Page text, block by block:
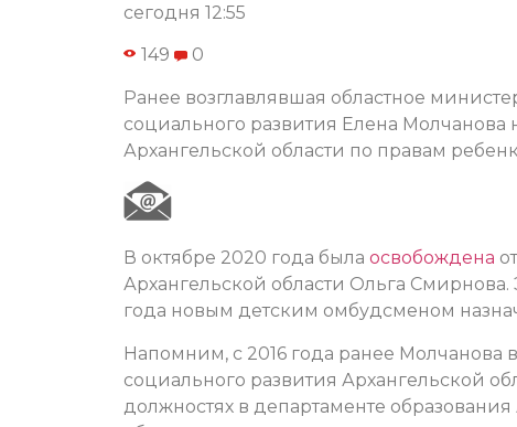
сегодня 12:55
149 0
Ранее возглавлявшая областное
социального развития Елена
Архангельской области по правам
В октябре 2020 года была освобождена
Архангельской области Ольга Смирнова.
года новым детским омбудсменом
Напомним, с 2016 года ранее Молчанова
социального развития Архангельской
должностях в департаменте